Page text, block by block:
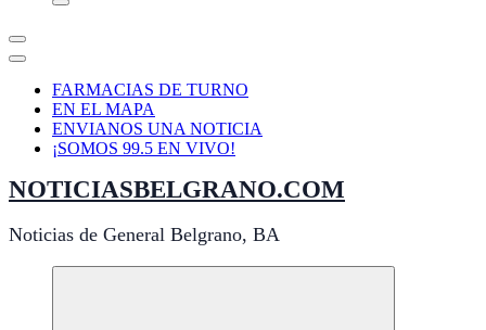
FARMACIAS DE TURNO
EN EL MAPA
ENVIANOS UNA NOTICIA
¡SOMOS 99.5 EN VIVO!
NOTICIASBELGRANO.COM
Noticias de General Belgrano, BA